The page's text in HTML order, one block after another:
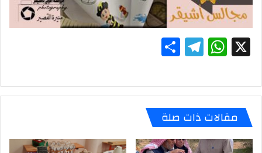
X
W
at
s
A
p
T
e
gr
a
m
ar
e
مقالات ذات صلة